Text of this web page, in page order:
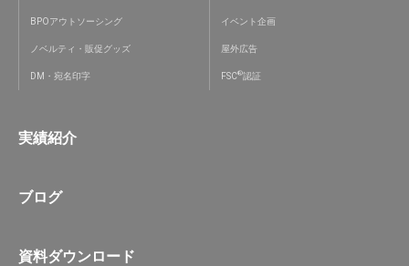
BPOアウトソーシング イベント企画
ノベルティ・販促グッズ 屋外広告
DM・宛名印字 FSC®認証
実績紹介
ブログ
資料ダウンロード